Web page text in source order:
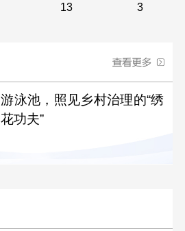
13
3
游泳池，照见乡村治理的“绣
花功夫”